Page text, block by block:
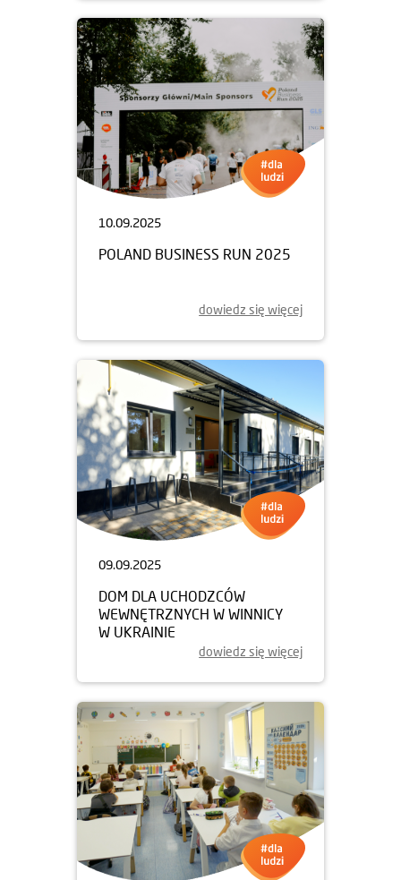
10.09.2025
POLAND BUSINESS RUN 2025
dowiedz się więcej
09.09.2025
DOM DLA UCHODZCÓW
WEWNĘTRZNYCH W WINNICY
W UKRAINIE
dowiedz się więcej